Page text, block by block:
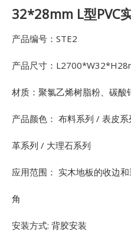
32*28mm L型PVC
产品编号：STE2
产品尺寸：
材质：聚氯乙烯树脂粉、碳酸
产品颜色： 布料系列 / 表皮
革系列 / 大理石系列
应用范围： 实木地板的收边
角
安装方式: 背胶安装